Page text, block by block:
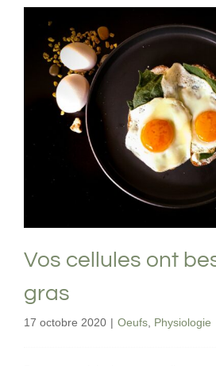
Vos cellules ont
Oeufs
Vos cellules ont
gras
17 octobre 2020 | Oeufs Physiologie